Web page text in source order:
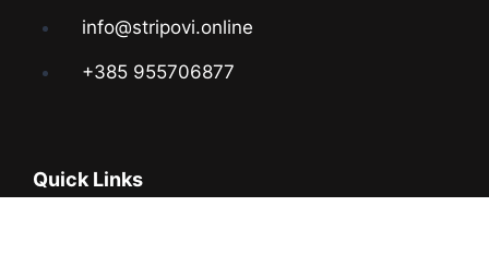
info@stripovi.online
+385 955706877
Quick Links